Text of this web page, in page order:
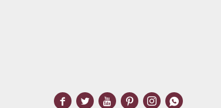
     